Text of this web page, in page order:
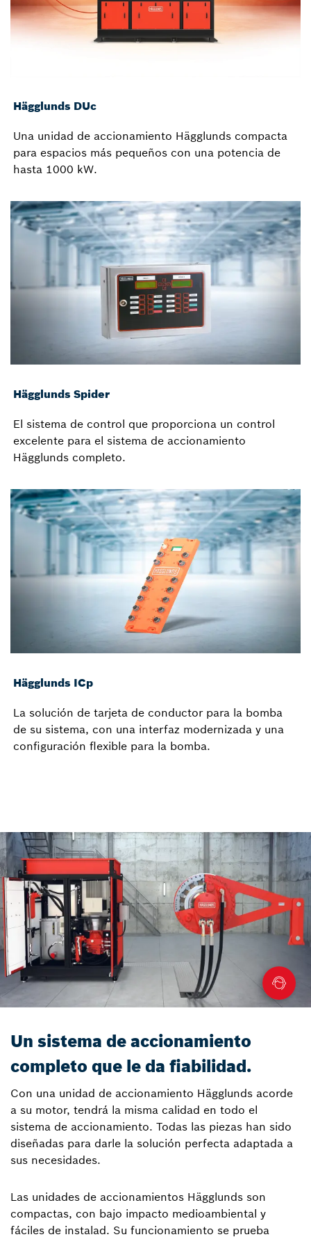
Hägglunds DUc
Una unidad de accionamiento Hägglunds compacta
para espacios más pequeños con una potencia de
hasta 1000 kW.
Hägglunds Spider
El sistema de control que proporciona un control
excelente para el sistema de accionamiento
Hägglunds completo.
Hägglunds ICp
La solución de tarjeta de conductor para la bomba
de su sistema, con una interfaz modernizada y una
configuración flexible para la bomba.
Un sistema de accionamiento
completo que le da fiabilidad.
Con una unidad de accionamiento Hägglunds acorde
a su motor, tendrá la misma calidad en todo el
sistema de accionamiento. Todas las piezas han sido
diseñadas para darle la solución perfecta adaptada a
sus necesidades.
Las unidades de accionamientos Hägglunds son
compactas, con bajo impacto medioambiental y
fáciles de instalad. Su funcionamiento se prueba